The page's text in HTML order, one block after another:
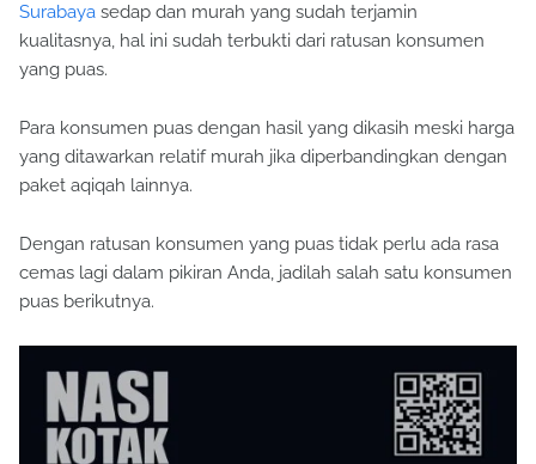
Surabaya sedap dan murah yang sudah terjamin
kualitasnya, hal ini sudah terbukti dari ratusan konsumen
yang puas.
Para konsumen puas dengan hasil yang dikasih meski harga
yang ditawarkan relatif murah jika diperbandingkan dengan
paket aqiqah lainnya.
Dengan ratusan konsumen yang puas tidak perlu ada rasa
cemas lagi dalam pikiran Anda, jadilah salah satu konsumen
puas berikutnya.